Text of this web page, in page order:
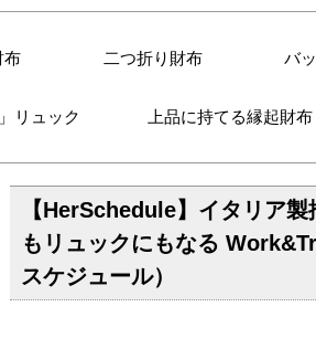
布 二つ折り財布 バ
リュック 上品に持てる縁起財布
【HerSchedule】イタリア
もリュックにもなる
スケジュール）